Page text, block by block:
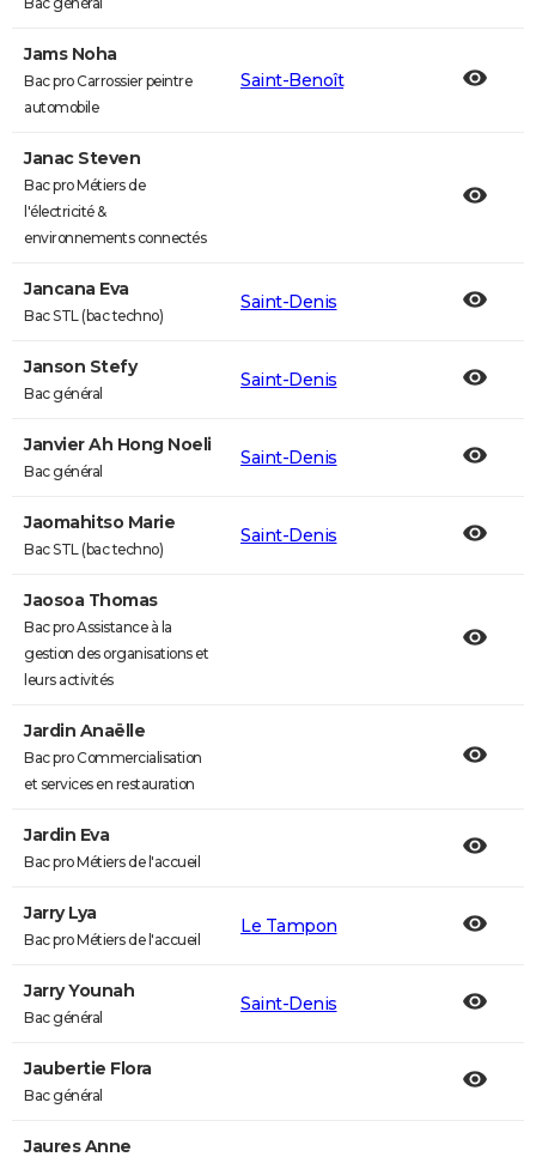
Jams Noha
Bac pro Carrossier peintre
automobile
Saint-Benoît
Janac Steven
Bac pro Métiers de
l'électricité &
environnements connectés
Jancana Eva
Bac STL (bac techno)
Saint-Denis
Janson Stefy
Bac général
Saint-Denis
Janvier Ah Hong Noeli
Bac général
Saint-Denis
Jaomahitso Marie
Bac STL (bac techno)
Saint-Denis
Jaosoa Thomas
Bac pro Assistance à la
gestion des organisations et
leurs activités
Jardin Anaëlle
Bac pro Commercialisation
et services en restauration
Jardin Eva
Bac pro Métiers de l'accueil
Jarry Lya
Bac pro Métiers de l'accueil
Le Tampon
Jarry Younah
Bac général
Saint-Denis
Jaubertie Flora
Bac général
Jaures Anne